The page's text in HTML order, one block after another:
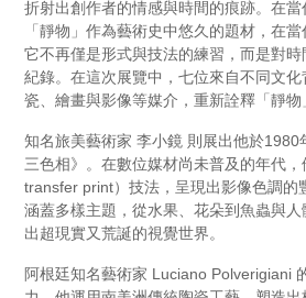
折射出創作者的情感與時間的痕跡。在
「靜物」作為藝術史中悠久的題材，在當
它不再僅是形式與技法的練習，而是對
紀錄。在這次展覽中，七位來自不同文
瓷、繪畫與影像等媒介，重新詮釋「靜物
知名旅美藝術家 李小鏡 則展出他於1980
三色相》。在數位媒材尚未普及的年代
transfer print）技法，呈現出影像色調的
涵蓋多樣主題，從水果、花朵到魚蟲與
出超現實又荒誕的視覺世界。
阿根廷知名藝術家 Luciano Polverigiani